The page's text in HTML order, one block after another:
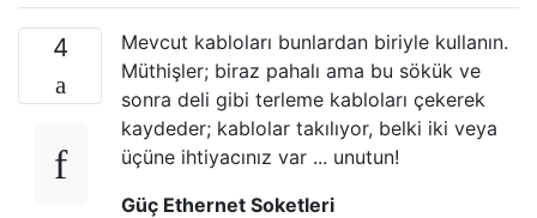
4
Mevcut kabloları bunlardan biriyle kullanın.
Müthişler; biraz pahalı ama bu sökük ve
sonra deli gibi terleme kabloları çekerek
kaydeder; kablolar takılıyor, belki iki veya
üçüne ihtiyacınız var ... unutun!
Güç Ethernet Soketleri